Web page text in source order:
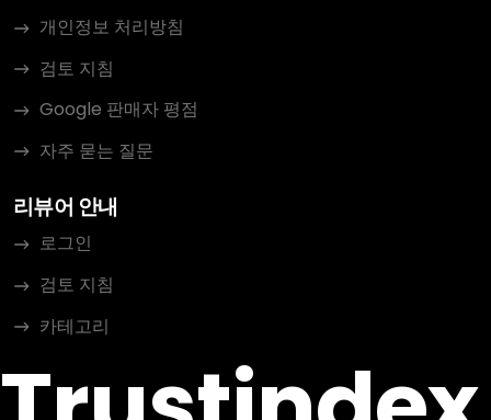
개인정보 처리방침
검토 지침
Google 판매자 평점
자주 묻는 질문
리뷰어 안내
로그인
검토 지침
카테고리